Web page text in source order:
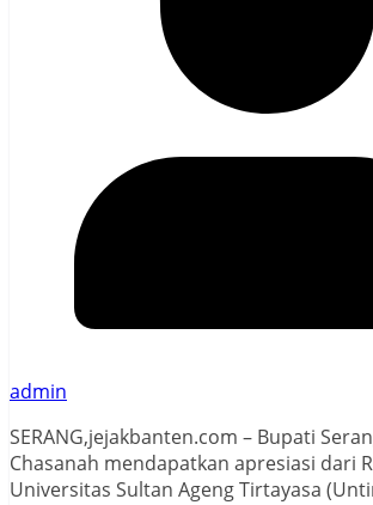
admin
SERANG,jejakbanten.com – Bupati
Chasanah mendapatkan apresiasi dari
Universitas Sultan Ageng Tirtayasa